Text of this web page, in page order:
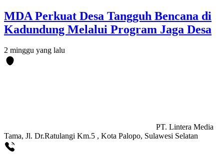
MDA Perkuat Desa Tangguh Bencana di
Kadundung Melalui Program Jaga Desa
2 minggu yang lalu
PT. Lintera Media
Tama, Jl. Dr.Ratulangi Km.5 , Kota Palopo, Sulawesi Selatan